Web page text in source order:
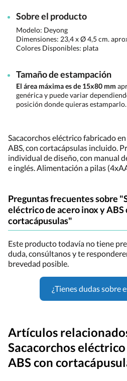
Sobre el producto
Modelo: Deyong
Dimensiones: 23,4 x Ø 4,5 cm.
Colores Disponibles: plata
Tamaño de estampación
El área máxima es de 15x80 mm
genérica y puede variar
posición donde quieras estamparlo.
Sacacorchos eléctrico fabricado
ABS, con cortacápsulas incluido.
individual de diseño, con manual
e inglés. Alimentación a pilas
Preguntas frecuentes sobre
eléctrico de acero inox y ABS
cortacápusulas"
Este producto todavía no tiene
duda, consúltanos y te
brevedad posible.
¿Tienes dudas sobre
Artículos
Sacacorchos
ABS con